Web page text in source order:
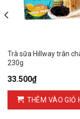
Trà sữa Hillway trân
230g
33.500₫
THÊM VÀO GIỎ